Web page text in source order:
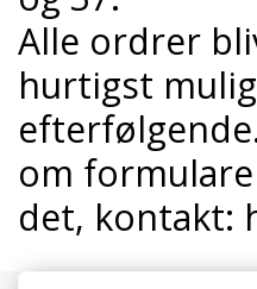
Alle ordrer
hurtigst
om
det, kontakt: